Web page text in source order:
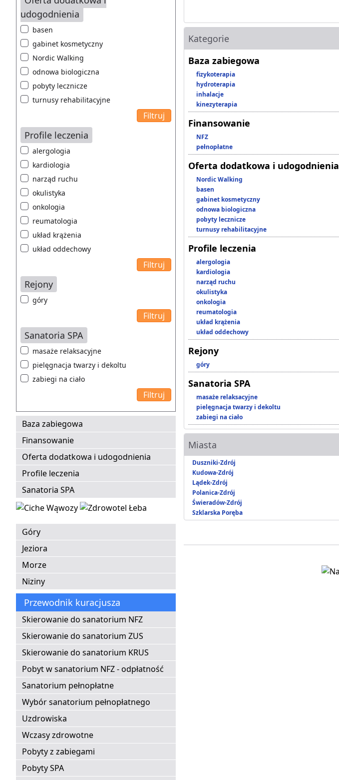
udogodnienia
basen
gabinet kosmetyczny
Nordic Walking
odnowa biologiczna
pobyty lecznicze
turnusy rehabilitacyjne
Profile leczenia
alergologia
kardiologia
narząd ruchu
okulistyka
onkologia
reumatologia
układ krążenia
układ oddechowy
Rejony
góry
Sanatoria SPA
masaże relaksacyjne
pielęgnacja twarzy i dekoltu
zabiegi na ciało
Baza zabiegowa
Finansowanie
Oferta dodatkowa i udogodnienia
Profile leczenia
Sanatoria SPA
Góry
Jeziora
Morze
Niziny
Przewodnik kuracjusza
Skierowanie do sanatorium NFZ
Skierowanie do sanatorium ZUS
Skierowanie do sanatorium KRUS
Pobyt w sanatorium NFZ - odpłatność
Sanatorium pełnopłatne
Wybór sanatorium pełnopłatnego
Uzdrowiska
Wczasy zdrowotne
Pobyty z zabiegami
Pobyty SPA
Kategorie
Baza zabiegowa
fizykoterapia
hydroterapia
inhalacje
kinezyterapia
Finansowanie
NFZ
pełnopłatne
Oferta dodatkowa i udogodnienia
Nordic Walking
basen
gabinet kosmetyczny
odnowa biologiczna
pobyty lecznicze
turnusy rehabilitacyjne
Profile leczenia
alergologia
kardiologia
narząd ruchu
okulistyka
onkologia
reumatologia
układ krążenia
układ oddechowy
Rejony
góry
Sanatoria SPA
masaże relaksacyjne
pielęgnacja twarzy i dekoltu
zabiegi na ciało
Miasta
Duszniki-Zdrój
Kudowa-Zdrój
Lądek-Zdrój
Polanica-Zdrój
Świeradów-Zdrój
Szklarska Poręba